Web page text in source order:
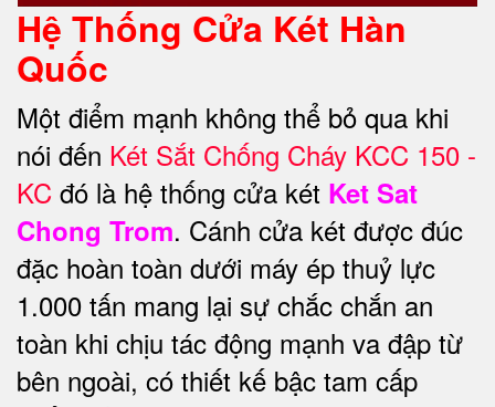
Hệ Thống Cửa Két Hàn
Quốc
Một điểm mạnh không thể bỏ qua khi
nói đến Két Sắt Chống Cháy KCC 150 -
KC đó là hệ thống cửa két Ket Sat
Chong Trom. Cánh cửa két được đúc
đặc hoàn toàn dưới máy ép thuỷ lực
1.000 tấn mang lại sự chắc chắn an
toàn khi chịu tác động mạnh va đập từ
bên ngoài, có thiết kế bậc tam cấp